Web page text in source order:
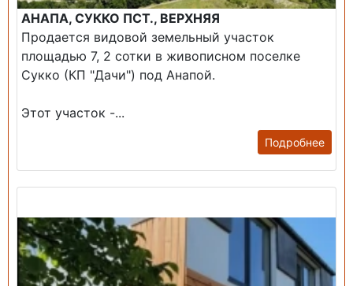
АНАПА, СУККО ПСТ., ВЕРХНЯЯ
Продается видовой земельный участок
площадью 7, 2 сотки в живописном поселке
Сукко (КП "Дачи") под Анапой.
Этот участок -...
Подробнее